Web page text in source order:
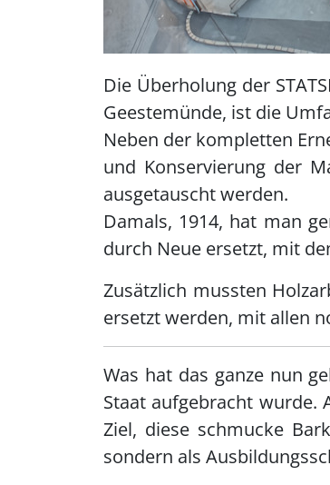
Die Überholung der
Geestemünde, ist die
Neben der kompletten
und Konservierung der
ausgetauscht werden.
Damals, 1914, hat man
durch Neue ersetzt, mit
Zusätzlich mussten
ersetzt werden, mit allen
Was hat das ganze nun
Staat aufgebracht wurde.
Ziel, diese schmucke
sondern als